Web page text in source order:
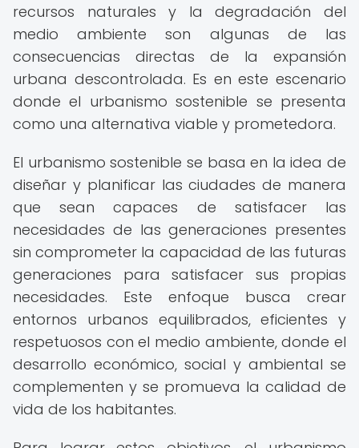
recursos naturales y la degradación del
medio ambiente son algunas de las
consecuencias directas de la expansión
urbana descontrolada. Es en este escenario
donde el urbanismo sostenible se presenta
como una alternativa viable y prometedora.
El urbanismo sostenible se basa en la idea de
diseñar y planificar las ciudades de manera
que sean capaces de satisfacer las
necesidades de las generaciones presentes
sin comprometer la capacidad de las futuras
generaciones para satisfacer sus propias
necesidades. Este enfoque busca crear
entornos urbanos equilibrados, eficientes y
respetuosos con el medio ambiente, donde el
desarrollo económico, social y ambiental se
complementen y se promueva la calidad de
vida de los habitantes.